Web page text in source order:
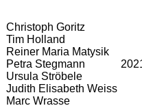
Christoph Goritz
Tim Holland
Reiner Maria Matysik
Petra Stegmann
Ursula Ströbele
Judith Elisabeth Weiss
Marc Wrasse